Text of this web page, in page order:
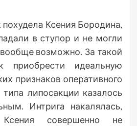
похудела Ксения Бородина,
в ступор и не могли
вообще возможно. За такой
приобрести идеальную
признаков оперативного
липосакции казалось
Интрига накалялась,
совершенно не